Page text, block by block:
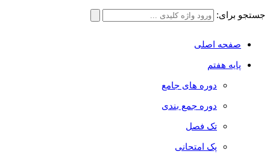
جستجو برای:
صفحه اصلی
پایه هفتم
دوره های جامع
دوره جمع بندی
تک فصل
پک امتحانی